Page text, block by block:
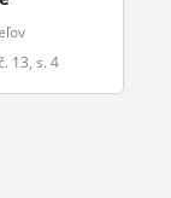
13, s. 4